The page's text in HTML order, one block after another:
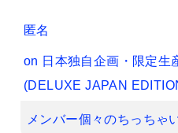
匿名
on 日本独自企画・限定生
(DELUXE JAPAN
メンバー個々のちっちゃ